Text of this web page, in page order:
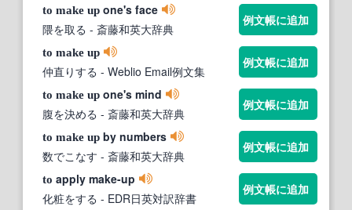
to make up one's face
隈を取る - 斎藤和英大辞典
例文帳に追加
to make up
仲直りする - Weblio Email例文集
例文帳に追加
to make up one's mind
腹を決める - 斎藤和英大辞典
例文帳に追加
to make up by numbers
数でこなす - 斎藤和英大辞典
例文帳に追加
to apply make-up
化粧をする - EDR日英対訳辞書
例文帳に追加